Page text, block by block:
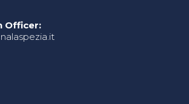
Officer: